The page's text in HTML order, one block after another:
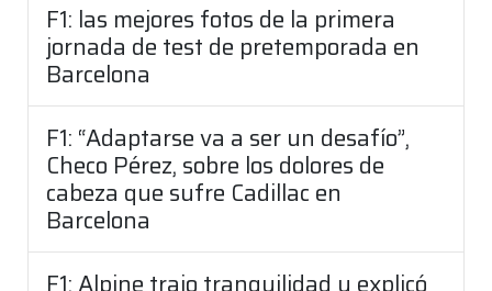
F1: las mejores fotos de la primera
jornada de test de pretemporada en
Barcelona
F1: “Adaptarse va a ser un desafío”,
Checo Pérez, sobre los dolores de
cabeza que sufre Cadillac en
Barcelona